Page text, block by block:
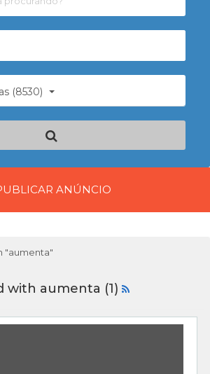
(8530)
ANÚNCIO
"aumenta"
with aumenta (1)